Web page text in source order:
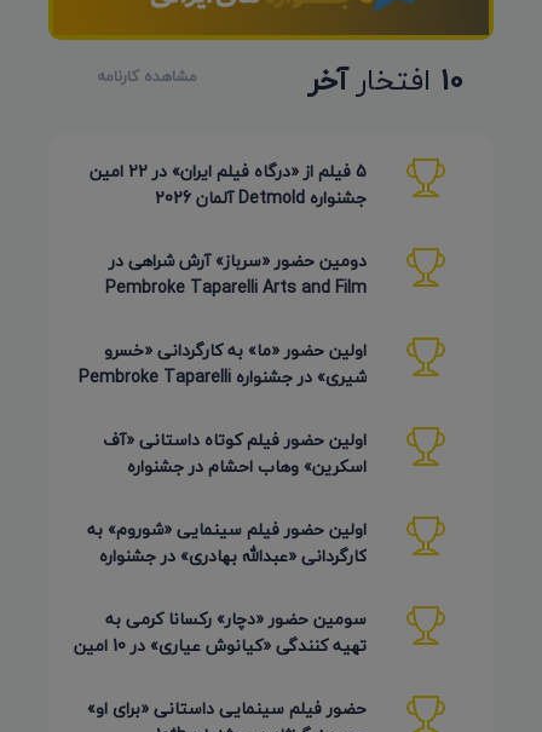
10 افتخارآخر مشاهده کارنامه
5 فیلم از «درگاه فیلم ایران» در 22 امین
جشنواره Detmold آلمان 2026
دومین حضور «سرباز» آرش شراهی در
Pembroke Taparelli Arts and Film
اولین حضور «ما» به کارگردانی «خسرو
شیری» در جشنواره Pembroke Taparelli
اولین حضور فیلم کوتاه داستانی «آف
اسکرین» وهاب احشام در جشنواره
اولین حضور فیلم سینمایی «شوروم» به
کارگردانی «عبدالله بهادری» در جشنواره
سومین حضور «دچار» رکسانا کرمی به
تهیه کنندگی «کیانوش عیاری» در 10 امین
حضور فیلم سینمایی داستانی «برای او»